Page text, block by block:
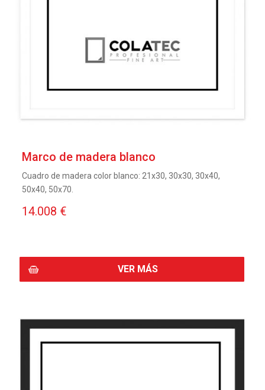
Marco de madera blanco
Cuadro de madera color blanco: 21x30, 30x30, 30x40,
50x40, 50x70.
14.008 €
COMPRAR
VER MÁS